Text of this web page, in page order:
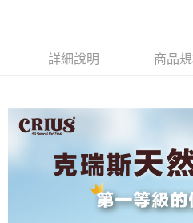
詳細說明 商品